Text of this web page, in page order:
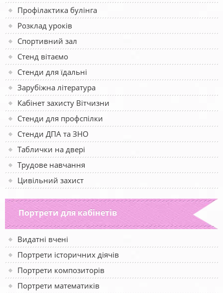
Профілактика булінга
Розклад уроків
Спортивний зал
Стенд вітаємо
Стенди для їдальні
Зарубіжна література
Кабінет захисту Вітчизни
Стенди для профспілки
Стенди ДПА та ЗНО
Таблички на двері
Трудове навчання
Цивільний захист
Портрети для кабінетів
Видатні вчені
Портрети історичних діячів
Портрети композиторів
Портрети математиків